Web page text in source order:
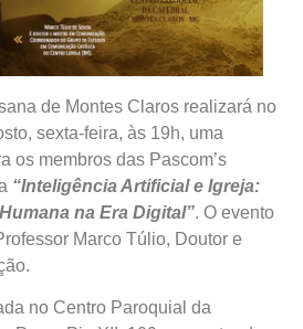
de Montes Claros realizará no
sexta-feira, às 19h, uma
os membros das Pascom’s
“Inteligência Artificial e Igreja:
na Era Digital”. O evento
Marco Túlio, Doutor e
no Centro Paroquial da